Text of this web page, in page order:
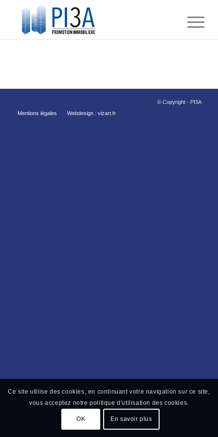
© Copyright - PI3A
Mentions légales
Webdesign : vizart.fr
Ce site utilise des cookies, en continuant votre navigation sur ce site,
vous acceptez notre politique d'utilisation des cookies.
OK En savoir plus